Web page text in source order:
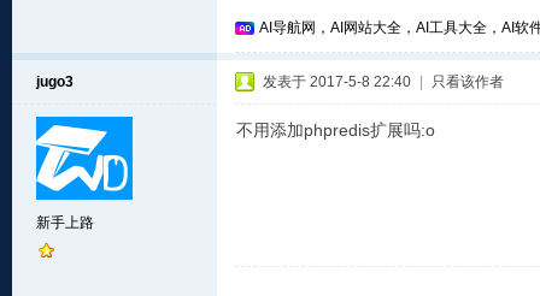
AI导航网，AI网站大全，AI工具大全，AI软
jugo3
新手上路
发表于 2017-5-8 22:40 只看该作者
不用添加phpredis扩展吗:o